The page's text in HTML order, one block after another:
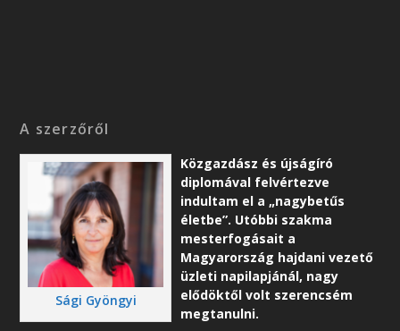
A szerzőről
Sági Gyöngyi
Közgazdász és újságíró
diplomával felvértezve
indultam el a „nagybetűs
életbe”. Utóbbi szakma
mesterfogásait a
Magyarország hajdani vezető
üzleti napilapjánál, nagy
elődöktől volt szerencsém
megtanulni.